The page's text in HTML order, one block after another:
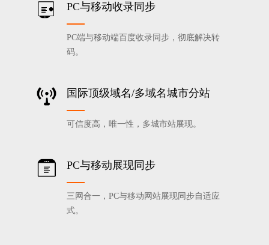
PC与移动收录同步
PC端与移动端百度收录同步，彻底解决转
码。
国际顶级域名/多域名城市分站
可信度高，唯一性，多城市站展现。
PC与移动展现同步
三网合一，PC与移动网站展现同步自适应
式。